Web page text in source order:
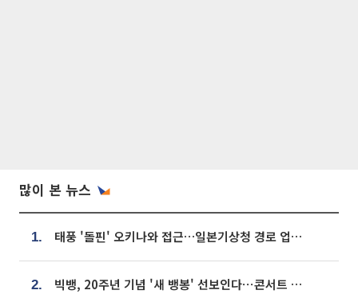
많이 본 뉴스
1. 태풍 '돌핀' 오키나와 접근…일본기상청 경로 업데이트
2. 빅뱅, 20주년 기념 '새 뱅봉' 선보인다⋯콘서트 앞두고 팝업 개최